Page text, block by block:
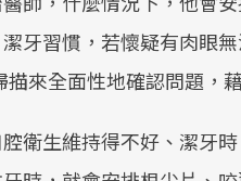
牙習慣，若懷疑有肉眼
描來全面性地確認問題，
衛生維持得不好、潔牙